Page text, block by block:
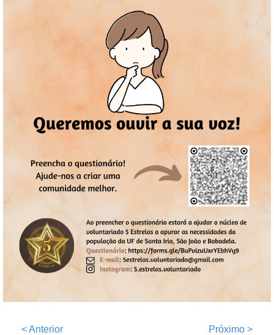
<Anterior Próximo >